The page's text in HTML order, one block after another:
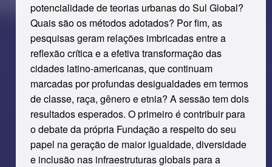
potencialidade de teorias urbanas do Sul Global?
Quais são os métodos adotados? Por fim, as
pesquisas geram relações imbricadas entre a
reflexão crítica e a efetiva transformação das
cidades latino-americanas, que continuam
marcadas por profundas desigualdades em termos
de classe, raça, gênero e etnia? A sessão tem dois
resultados esperados. O primeiro é contribuir para
o debate da própria Fundação a respeito do seu
papel na geração de maior igualdade, diversidade
e inclusão nas infraestruturas globais para a